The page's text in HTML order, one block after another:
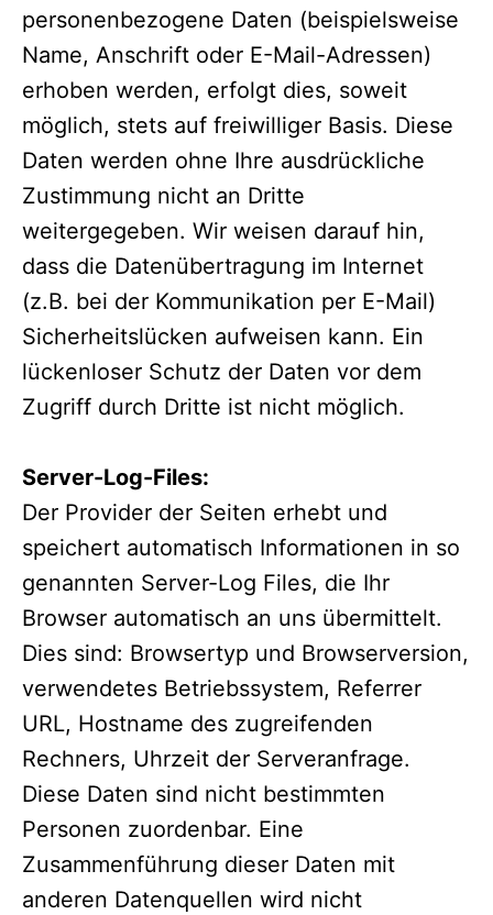
personenbezogene Daten (beispielsweise
Name, Anschrift oder E-Mail-Adressen)
erhoben werden, erfolgt dies, soweit
möglich, stets auf freiwilliger Basis. Diese
Daten werden ohne Ihre ausdrückliche
Zustimmung nicht an Dritte
weitergegeben. Wir weisen darauf hin,
dass die Datenübertragung im Internet
(z.B. bei der Kommunikation per E-Mail)
Sicherheitslücken aufweisen kann. Ein
lückenloser Schutz der Daten vor dem
Zugriff durch Dritte ist nicht möglich.
Server-Log-Files:
Der Provider der Seiten erhebt und
speichert automatisch Informationen in so
genannten Server-Log Files, die Ihr
Browser automatisch an uns übermittelt.
Dies sind: Browsertyp und Browserversion,
verwendetes Betriebssystem, Referrer
URL, Hostname des zugreifenden
Rechners, Uhrzeit der Serveranfrage.
Diese Daten sind nicht bestimmten
Personen zuordenbar. Eine
Zusammenführung dieser Daten mit
anderen Datenquellen wird nicht